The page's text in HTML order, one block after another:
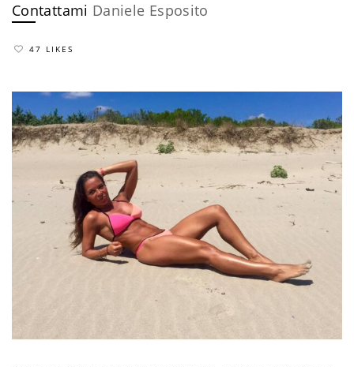
Contattami Daniele Esposito
47 LIKES